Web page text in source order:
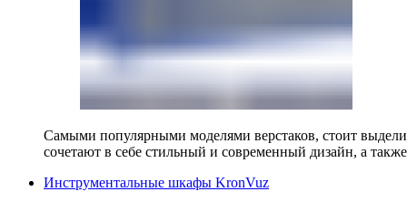
Самыми популярными моделями верстаков, стоит
сочетают в себе стильный и современный дизайн, а
Инструментальные шкафы KronVuz